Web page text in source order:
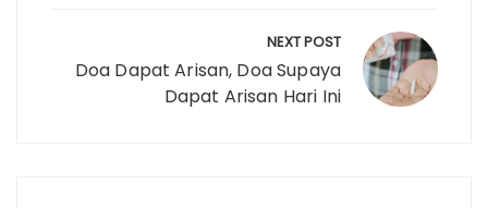
NEXT POST
Doa Dapat Arisan, Doa Supaya
Dapat Arisan Hari Ini